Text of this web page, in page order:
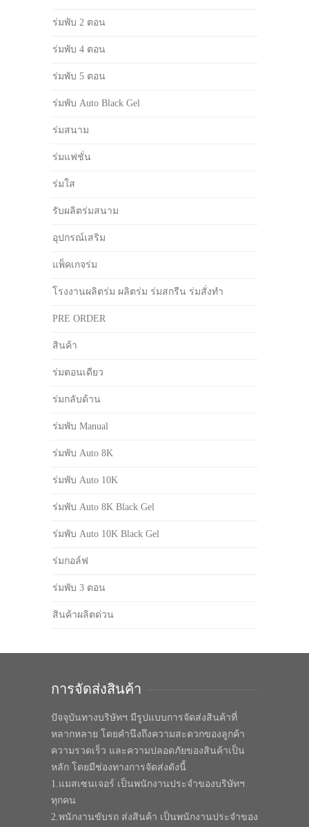
ร่มพับ 2 ตอน
ร่มพับ 4 ตอน
ร่มพับ 5 ตอน
ร่มพับ Auto Black Gel
ร่มสนาม
ร่มแฟชั่น
ร่มใส
รับผลิตร่มสนาม
อุปกรณ์เสริม
แพ็คเกจร่ม
โรงงานผลิตร่ม ผลิตร่ม ร่มสกรีน ร่มสั่งทำ
PRE ORDER
สินค้า
ร่มตอนเดียว
ร่มกลับด้าน
ร่มพับ Manual
ร่มพับ Auto 8K
ร่มพับ Auto 10K
ร่มพับ Auto 8K Black Gel
ร่มพับ Auto 10K Black Gel
ร่มกอล์ฟ
ร่มพับ 3 ตอน
สินค้าผลิตด่วน
การจัดส่งสินค้า
ปัจจุบันทางบริษัทฯ มีรูปแบบการจัดส่งสินค้าที่
หลากหลาย โดยคำนึงถึงความสะดวกของลูกค้า
ความรวดเร็ว และความปลอดภัยของสินค้าเป็น
หลัก โดยมีช่องทางการจัดส่งดังนี้
1.แมสเซนเจอร์ เป็นพนักงานประจำของบริษัทฯ
ทุกคน
2.พนักงานขับรถ ส่งสินค้า เป็นพนักงานประจำของ